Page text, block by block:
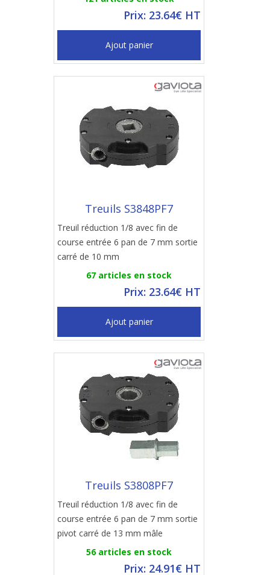
Prix: 23.64€ HT
Ajout panier
Treuils S3848PF7
Treuil réduction 1/8 avec fin de
course entrée 6 pan de 7 mm sortie
carré de 10 mm
67 articles en stock
Prix: 23.64€ HT
Ajout panier
Treuils S3808PF7
Treuil réduction 1/8 avec fin de
course entrée 6 pan de 7 mm sortie
pivot carré de 13 mm mâle
56 articles en stock
Prix: 24.91€ HT